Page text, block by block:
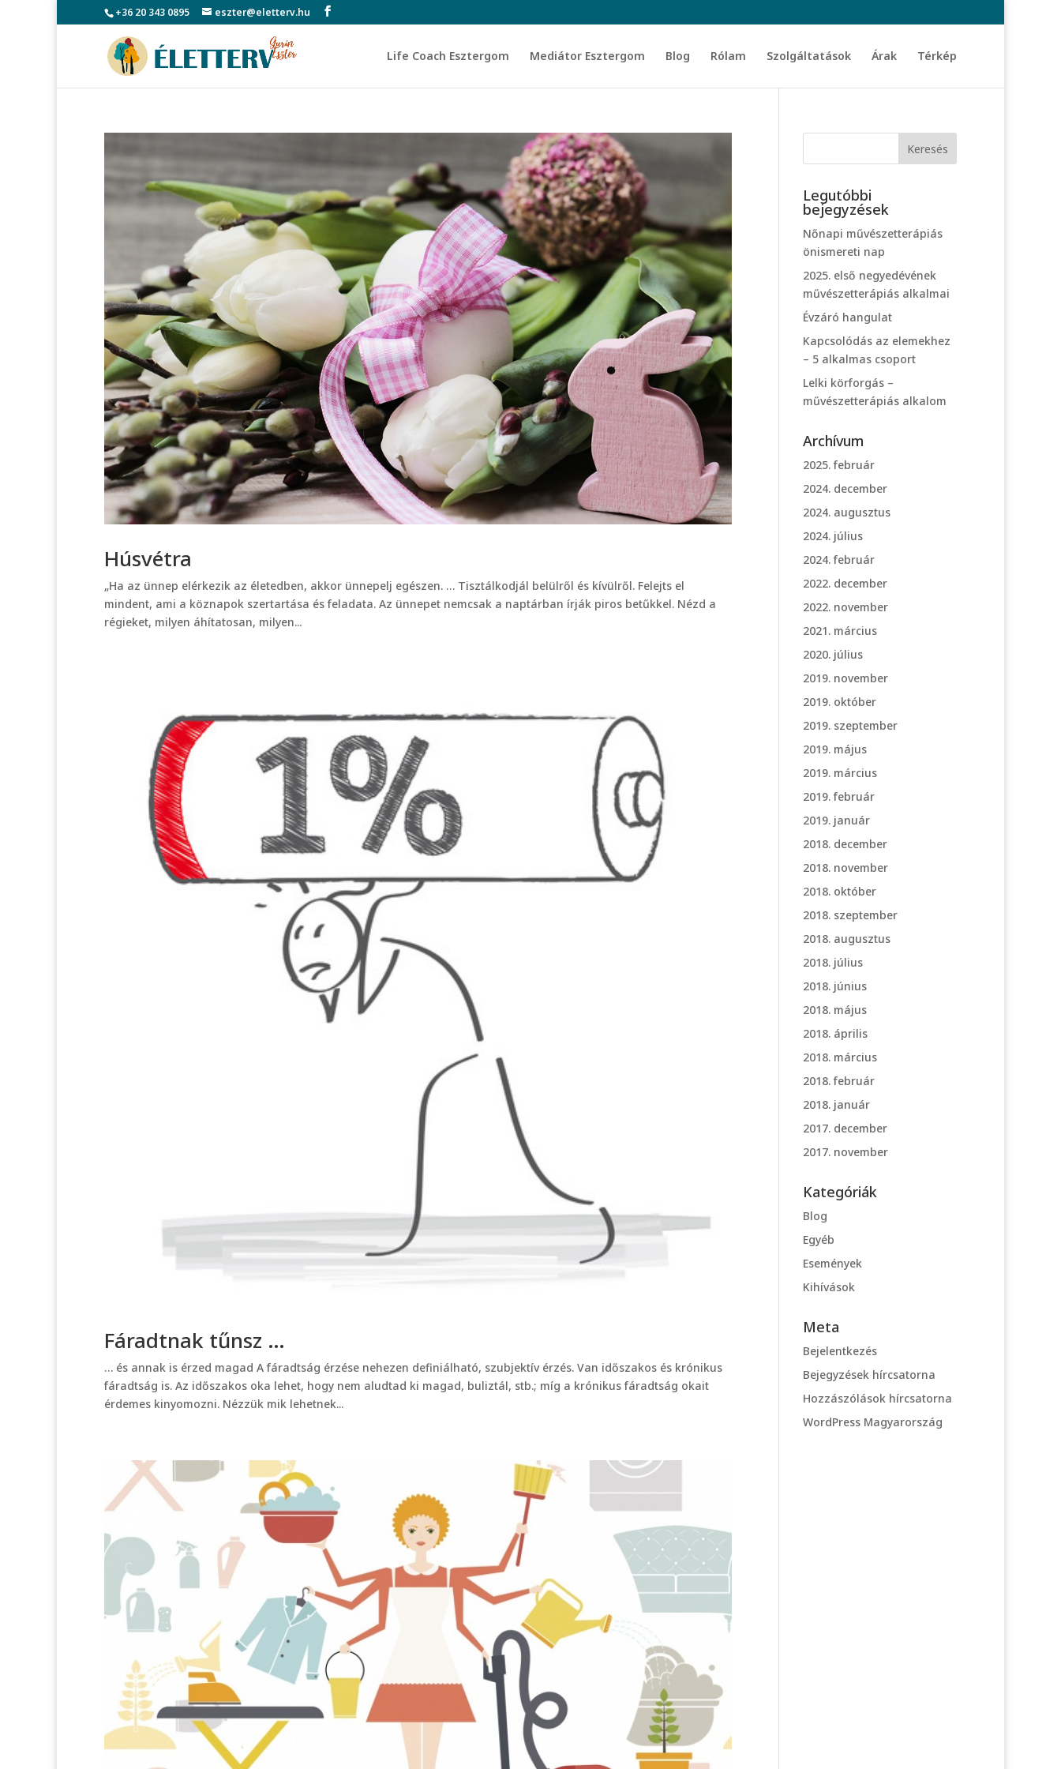
+36 20 343 0895 eszter@eletterv.hu
Life Coach Esztergom Mediátor Esztergom Blog Rólam Szolgáltatások Árak Térkép
Húsvétra
„Ha az ünnep elérkezik az életedben, akkor ünnepelj egészen. … Tisztálkodjál belülről és kívülről. Felejts el
mindent, ami a köznapok szertartása és feladata. Az ünnepet nemcsak a naptárban írják piros betűkkel. Nézd a
régieket, milyen áhítatosan, milyen...
Fáradtnak tűnsz …
… és annak is érzed magad A fáradtság érzése nehezen definiálható, szubjektív érzés. Van időszakos és krónikus
fáradtság is. Az időszakos oka lehet, hogy nem aludtad ki magad, buliztál, stb.; míg a krónikus fáradtság okait
érdemes kinyomozni. Nézzük mik lehetnek...
Legutóbbi
bejegyzések
Nőnapi művészetterápiás
önismereti nap
2025. első negyedévének
művészetterápiás alkalmai
Évzáró hangulat
Kapcsolódás az elemekhez
– 5 alkalmas csoport
Lelki körforgás –
művészetterápiás alkalom
Archívum
2025. február
2024. december
2024. augusztus
2024. július
2024. február
2022. december
2022. november
2021. március
2020. július
2019. november
2019. október
2019. szeptember
2019. május
2019. március
2019. február
2019. január
2018. december
2018. november
2018. október
2018. szeptember
2018. augusztus
2018. július
2018. június
2018. május
2018. április
2018. március
2018. február
2018. január
2017. december
2017. november
Kategóriák
Blog
Egyéb
Események
Kihívások
Meta
Bejelentkezés
Bejegyzések hírcsatorna
Hozzászólások hírcsatorna
WordPress Magyarország